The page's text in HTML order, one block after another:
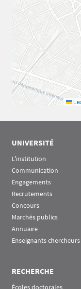
UNIVERSITÉ
L'institution
Communication
Engagements
Recrutements
Concours
Marchés publics
Annuaire
Enseignants chercheurs
RECHERCHE
Écoles doctorales